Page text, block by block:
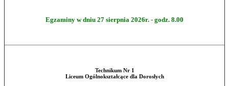
Egzaminy w dniu 27 sierpnia 2026r. - godz. 8.00
Technikum Nr 1
Liceum Ogólnokształcące dla Dorosłych